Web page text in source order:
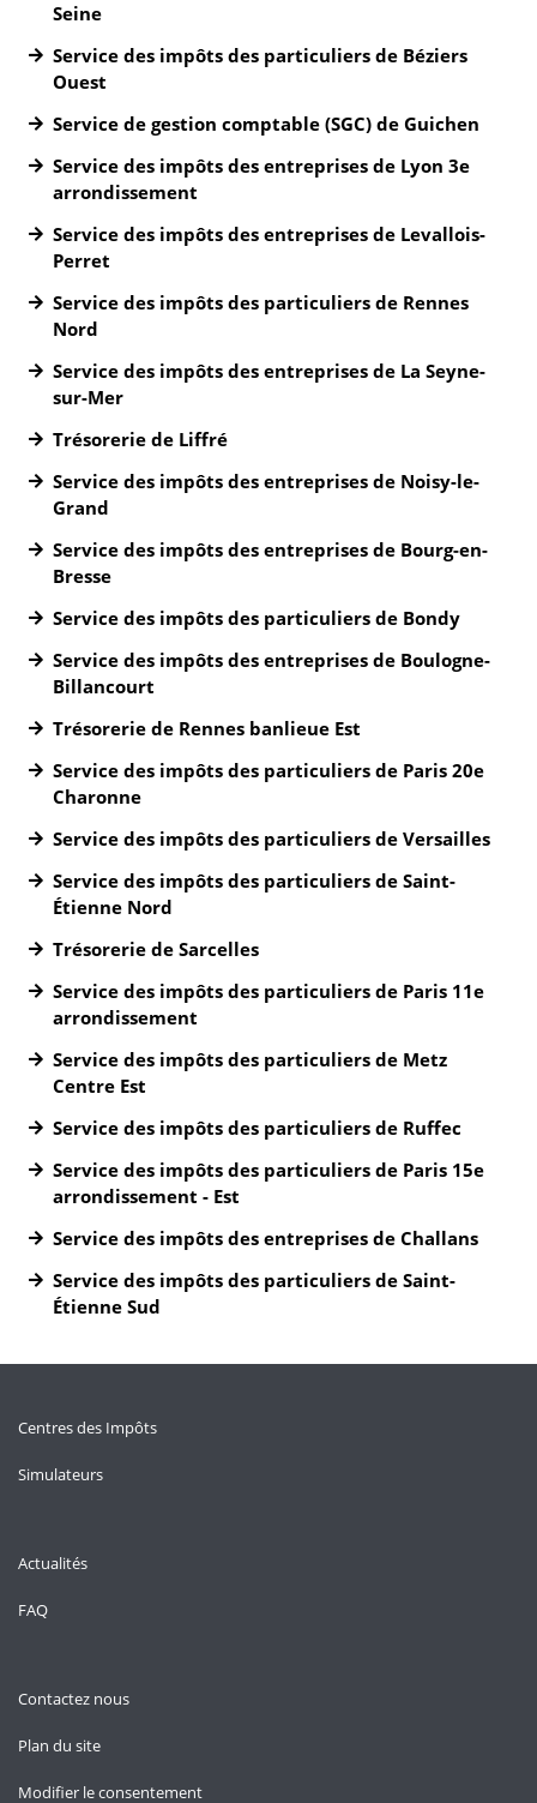
Seine
Service des impôts des particuliers de Béziers
Ouest
Service de gestion comptable (SGC) de Guichen
Service des impôts des entreprises de Lyon 3e
arrondissement
Service des impôts des entreprises de Levallois-
Perret
Service des impôts des particuliers de Rennes
Nord
Service des impôts des entreprises de La Seyne-
sur-Mer
Trésorerie de Liffré
Service des impôts des entreprises de Noisy-le-
Grand
Service des impôts des entreprises de Bourg-en-
Bresse
Service des impôts des particuliers de Bondy
Service des impôts des entreprises de Boulogne-
Billancourt
Trésorerie de Rennes banlieue Est
Service des impôts des particuliers de Paris 20e
Charonne
Service des impôts des particuliers de Versailles
Service des impôts des particuliers de Saint-
Étienne Nord
Trésorerie de Sarcelles
Service des impôts des particuliers de Paris 11e
arrondissement
Service des impôts des particuliers de Metz
Centre Est
Service des impôts des particuliers de Ruffec
Service des impôts des particuliers de Paris 15e
arrondissement - Est
Service des impôts des entreprises de Challans
Service des impôts des particuliers de Saint-
Étienne Sud
Centres des Impôts
Simulateurs
Actualités
FAQ
Contactez nous
Plan du site
Modifier le consentement